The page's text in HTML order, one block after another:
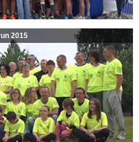
2015